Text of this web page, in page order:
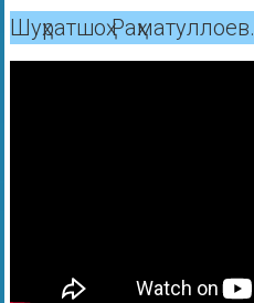
Шуҳратшоҳ Раҳматуллоев.